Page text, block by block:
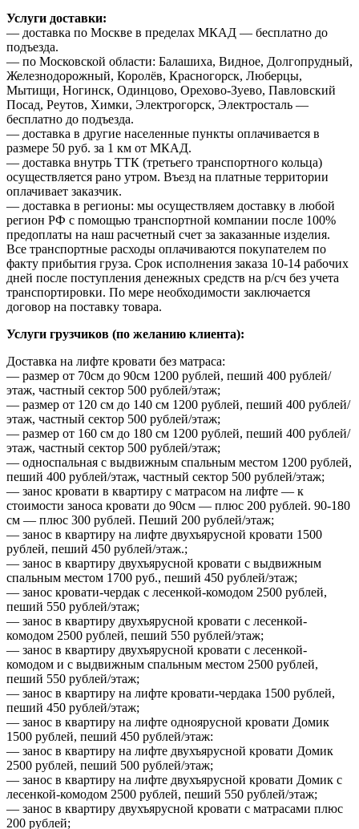
Услуги доставки:
— доставка по Москве в пределах МКАД — бесплатно до
подъезда.
— по Московской области: Балашиха, Видное, Долгопрудный,
Железнодорожный, Королёв, Красногорск, Люберцы,
Мытищи, Ногинск, Одинцово, Орехово-Зуево, Павловский
Посад, Реутов, Химки, Электрогорск, Электросталь —
бесплатно до подъезда.
— доставка в другие населенные пункты оплачивается в
размере 50 руб. за 1 км от МКАД.
— доставка внутрь ТТК (третьего транспортного кольца)
осуществляется рано утром. Въезд на платные территории
оплачивает заказчик.
— доставка в регионы: мы осуществляем доставку в любой
регион РФ с помощью транспортной компании после 100%
предоплаты на наш расчетный счет за заказанные изделия.
Все транспортные расходы оплачиваются покупателем по
факту прибытия груза. Срок исполнения заказа 10-14 рабочих
дней после поступления денежных средств на р/сч без учета
транспортировки. По мере необходимости заключается
договор на поставку товара.
Услуги грузчиков (по желанию клиента):
Доставка на лифте кровати без матраса:
— размер от 70см до 90см 1200 рублей, пеший 400 рублей/
этаж, частный сектор 500 рублей/этаж;
— размер от 120 см до 140 см 1200 рублей, пеший 400 рублей/
этаж, частный сектор 500 рублей/этаж;
— размер от 160 см до 180 см 1200 рублей, пеший 400 рублей/
этаж, частный сектор 500 рублей/этаж;
— односпальная с выдвижным спальным местом 1200 рублей,
пеший 400 рублей/этаж, частный сектор 500 рублей/этаж;
— занос кровати в квартиру с матрасом на лифте — к
стоимости заноса кровати до 90см — плюс 200 рублей. 90-180
см — плюс 300 рублей. Пеший 200 рублей/этаж;
— занос в квартиру на лифте двухъярусной кровати 1500
рублей, пеший 450 рублей/этаж.;
— занос в квартиру двухъярусной кровати с выдвижным
спальным местом 1700 руб., пеший 450 рублей/этаж;
— занос кровати-чердак с лесенкой-комодом 2500 рублей,
пеший 550 рублей/этаж;
— занос в квартиру двухъярусной кровати с лесенкой-
комодом 2500 рублей, пеший 550 рублей/этаж;
— занос в квартиру двухъярусной кровати с лесенкой-
комодом и с выдвижным спальным местом 2500 рублей,
пеший 550 рублей/этаж;
— занос в квартиру на лифте кровати-чердака 1500 рублей,
пеший 450 рублей/этаж;
— занос в квартиру на лифте одноярусной кровати Домик
1500 рублей, пеший 450 рублей/этаж:
— занос в квартиру на лифте двухъярусной кровати Домик
2500 рублей, пеший 500 рублей/этаж;
— занос в квартиру на лифте двухъярусной кровати Домик с
лесенкой-комодом 2500 рублей, пеший 550 рублей/этаж;
— занос в квартиру двухъярусной кровати с матрасами плюс
200 рублей;